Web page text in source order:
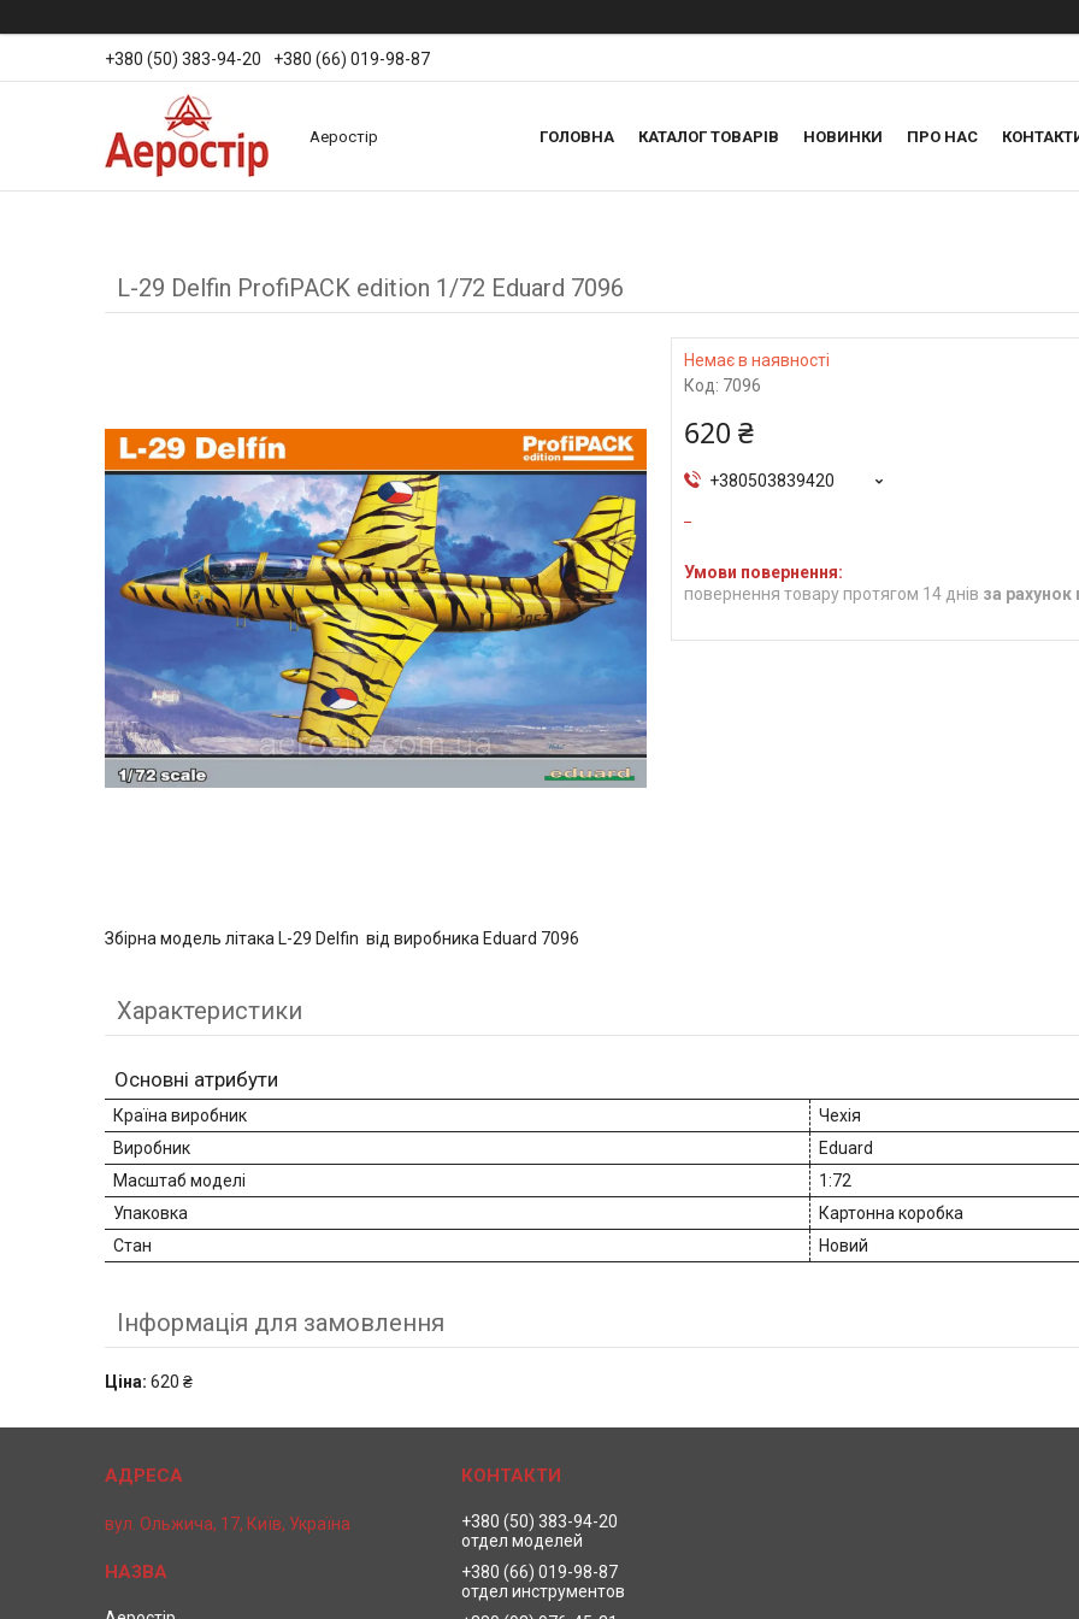
+380 (50) 383-94-20 +380 (66) 019-98-87
Аеростір ГОЛОВНА КАТАЛОГ ТОВАРІВ НОВИНКИ ПРО НАС
L-29 Delfin ProfiPACK edition 1/72 Eduard 7096
Немає в наявності
Код: 7096
620 ₴
+380503839420
повернення товару протягом 14 днів за рахунок
Збірна модель літака L-29 Delfin від виробника Eduard 7096
Характеристики
Основні атрибути
Країна виробник
Чехія
Виробник
Eduard
Масштаб моделі
1:72
Упаковка
Картонна коробка
Стан
Новий
Інформація для замовлення
Ціна: 620 ₴
вул. Ольжича, 17, Київ, Україна
+380 (50) 383-94-20
отдел моделей
+380 (66) 019-98-87
отдел инструментов